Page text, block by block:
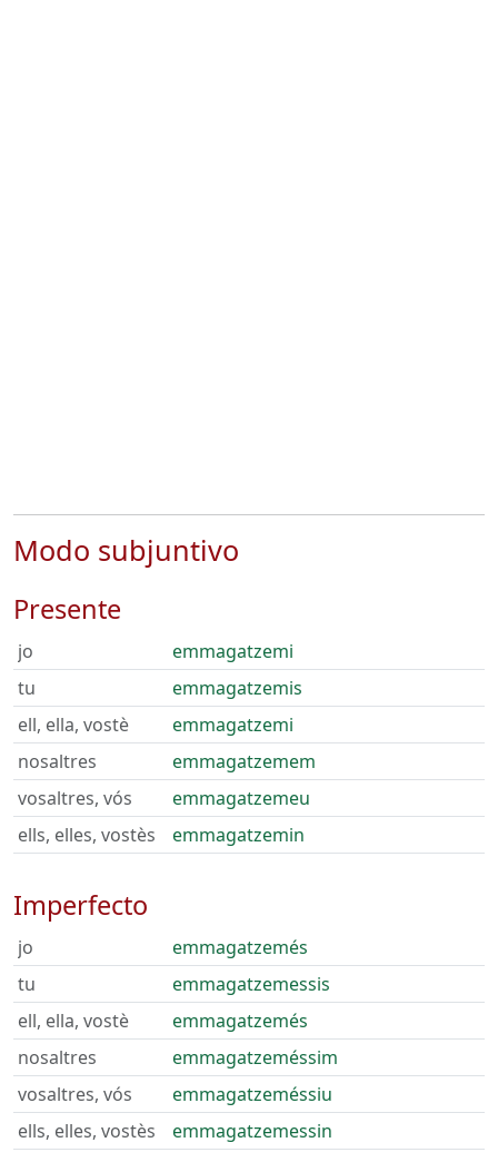
Modo subjuntivo
Presente
jo
emmagatzemi
tu
emmagatzemis
ell, ella, vostè
emmagatzemi
nosaltres
emmagatzemem
vosaltres, vós
emmagatzemeu
ells, elles, vostès
emmagatzemin
Imperfecto
jo
emmagatzemés
tu
emmagatzemessis
ell, ella, vostè
emmagatzemés
nosaltres
emmagatzeméssim
vosaltres, vós
emmagatzeméssiu
ells, elles, vostès
emmagatzemessin